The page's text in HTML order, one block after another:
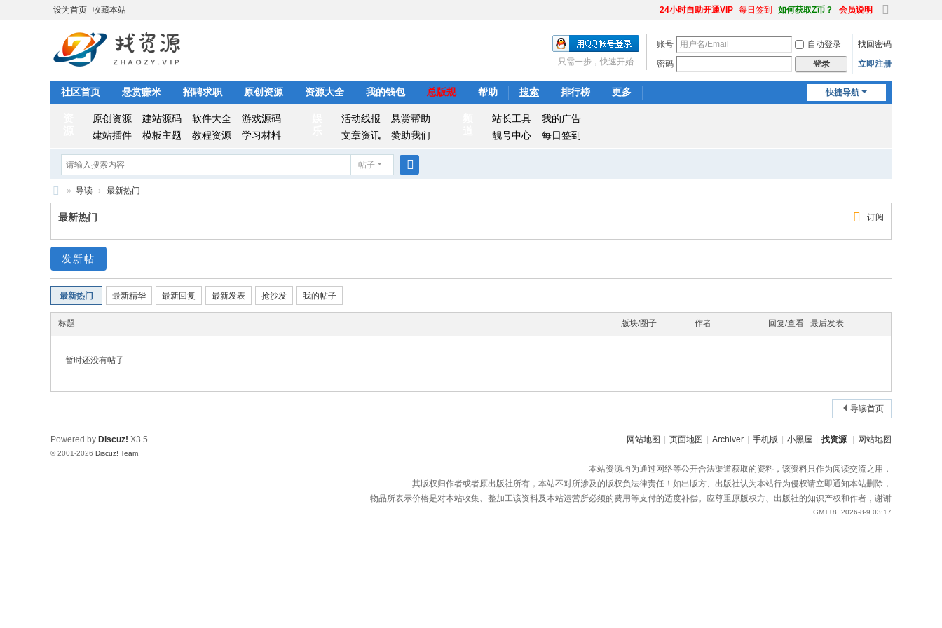
设为首页 收藏本站 24小时自助开通VIP 每日签到 如何获取Z币？ 会员说明
切
到
宽
账号 自动登录
找回密码
密码
登录 立即注册
只需一步，快速开始
快捷导航
社区首页 悬赏赚米 招聘求职 原创资源 资源大全 我的钱包 总版规 帮助 搜索 排行榜 更多
原创资源 建站源码 软件大全
游戏源码
建站插件
模板主题 教程资源 学习材料
活动线报
悬赏帮助
文章资讯
赞助我们
站长工具
我的广告
靓号中心
每日签到
帖子
索
找
源
» 导读 › 最新热门
订阅
最新热门
发新帖
最新热门 最新精华 最新回复 最新发表 抢沙发 我的帖子
标题 版块/圈子 作者 回复/查看 最后发表
暂时还没有帖子
导读首页
网站地图 页面地图 Archiver 手机版 小黑屋 找资源 网站地图
本站资源均为通过网络等公开合法渠道获取的资料，该资料只作为阅读交流之用，
其版权归作者或者原出版社所有，本站不对所涉及的版权负法律责任！如出版方、出版社认为本站行为侵权请立即通知本站删除，
物品所表示价格是对本站收集、整加工该资料及本站运营所必须的费用等支付的适度补偿。应尊重原版权方、出版社的知识产权和作者，谢谢
GMT+8, 2026-8-9 03:17
Powered by Discuz! X3.5
© 2001-2026 Discuz! Team